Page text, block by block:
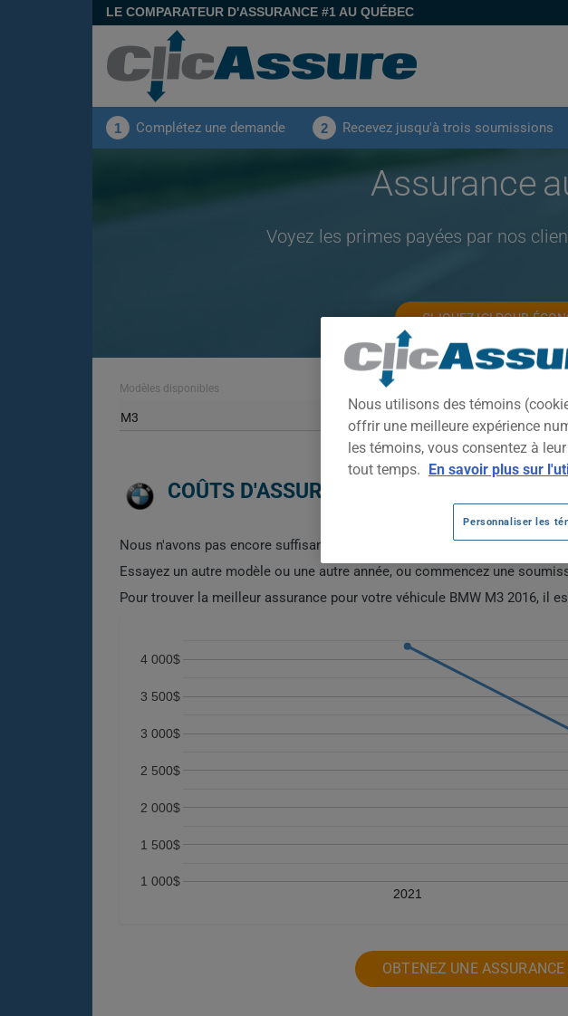
LE COMPARATEUR D'ASSURANCE #1 AU QUÉBEC
1 Complétez une demande 2 Recevez jusqu'à trois soumissions
Assurance
Voyez les primes payées par nos
CLIQUEZ ICI POUR
Modèles disponibles
M3
COÛTS D'ASSURANCE AUTO BMW M3
Nous n'avons pas encore suffisamment de données d'assurance auto
Essayez un autre modèle ou une autre année, ou commencez une
Pour trouver la meilleur assurance pour votre véhicule BMW M3 2016, il
2021
1 000$
1 500$
2 000$
2 500$
3 000$
3 500$
4 000$
OBTENEZ UNE
Nous utilisons des témoins
offrir une meilleure expérience
les témoins, vous consentez à
tout temps. En savoir plus sur
Personnaliser les